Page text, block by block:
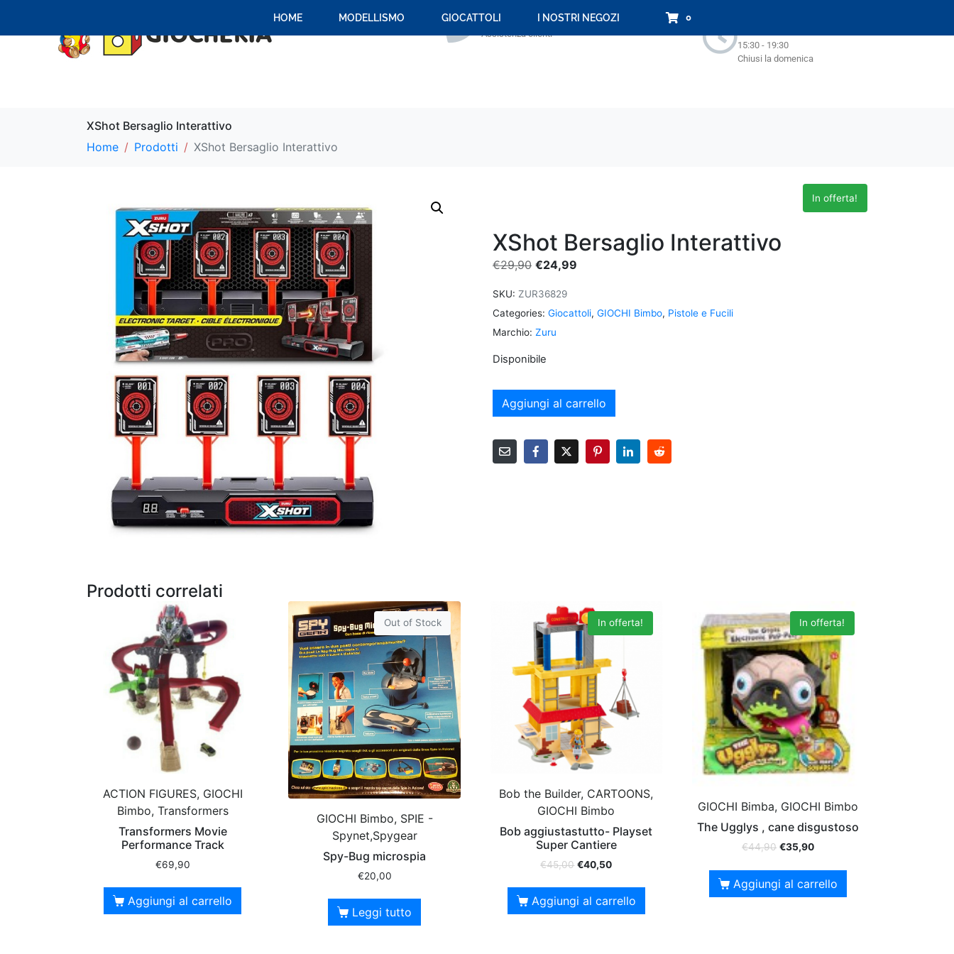
+39 059 694 092
Assistenza clienti
15:30 - 19:30
Chiusi la domenica
HOME MODELLISMO GIOCATTOLI I NOSTRI NEGOZI 0
XShot Bersaglio Interattivo
Home
Prodotti XShot Bersaglio Interattivo
In offerta!
XShot Bersaglio Interattivo
€29,90 €24,99
SKU: ZUR36829
Categories: Giocattoli, GIOCHI Bimbo, Pistole e Fucili
Marchio: Zuru
Disponibile
Aggiungi al carrello
Prodotti correlati
ACTION FIGURES, GIOCHI
Bimbo, Transformers
Transformers Movie
Performance Track
€69,90
Aggiungi al carrello
Out of Stock
GIOCHI Bimbo, SPIE -
Spynet,Spygear
Spy-Bug microspia
€20,00
Leggi tutto
In offerta!
Bob the Builder, CARTOONS,
GIOCHI Bimbo
Bob aggiustastutto- Playset
Super Cantiere
€45,00 €40,50
Aggiungi al carrello
In offerta!
GIOCHI Bimba, GIOCHI Bimbo
The Ugglys , cane disgustoso
€44,90 €35,90
Aggiungi al carrello